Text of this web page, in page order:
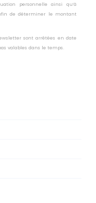
personnelle ainsi qu’à
de déterminer le montant
sont arrêtées en date
valables dans le temps.